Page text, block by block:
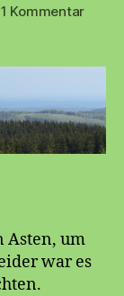
1 Kommentarzu
Asten, um
war es